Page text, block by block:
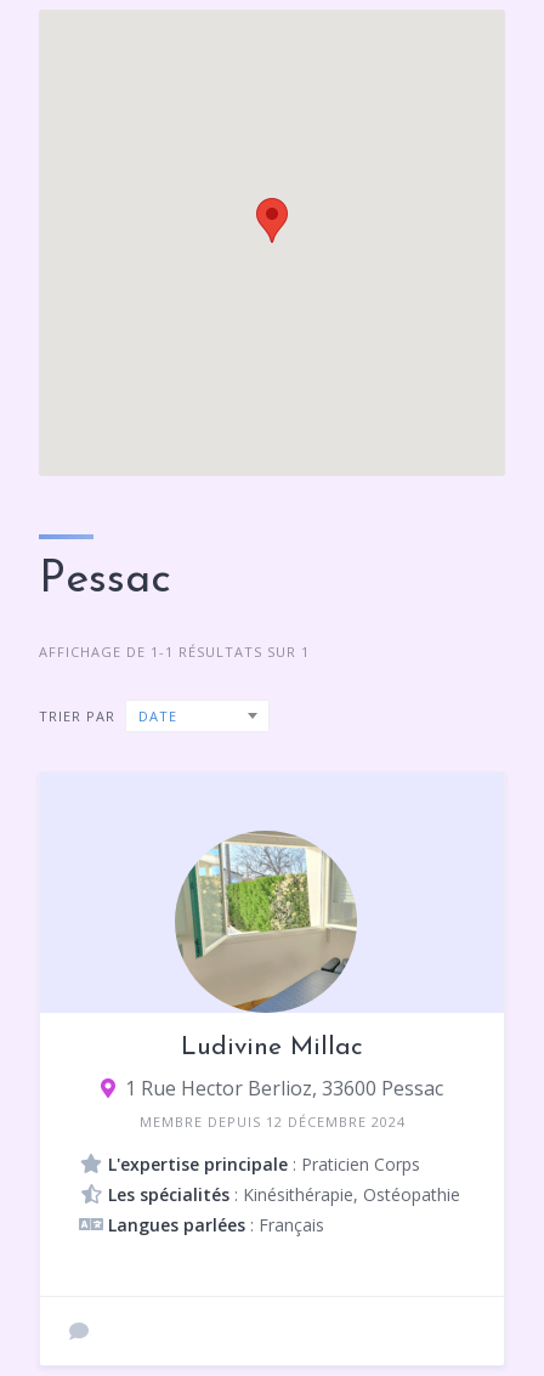
Pessac
AFFICHAGE DE 1-1 RÉSULTATS SUR 1
TRIER PAR DATE
Ludivine Millac
1 Rue Hector Berlioz, 33600 Pessac
MEMBRE DEPUIS 12 DÉCEMBRE 2024
L'expertise principale : Praticien Corps
Les spécialités : Kinésithérapie, Ostéopathie
Langues parlées : Français